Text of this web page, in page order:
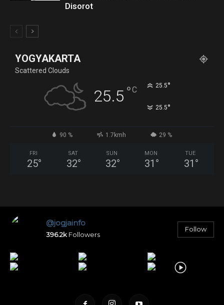
Disorot
YOGYAKARTA
Scattered Clouds
25.5 °C 25.5°
25.5°
90 % 1.7kmh 29 %
FRI
25°
SAT
32°
SUN
32°
MON
31 °
TUE
31 °
@jogjainfo
396.2k Followers
Follow